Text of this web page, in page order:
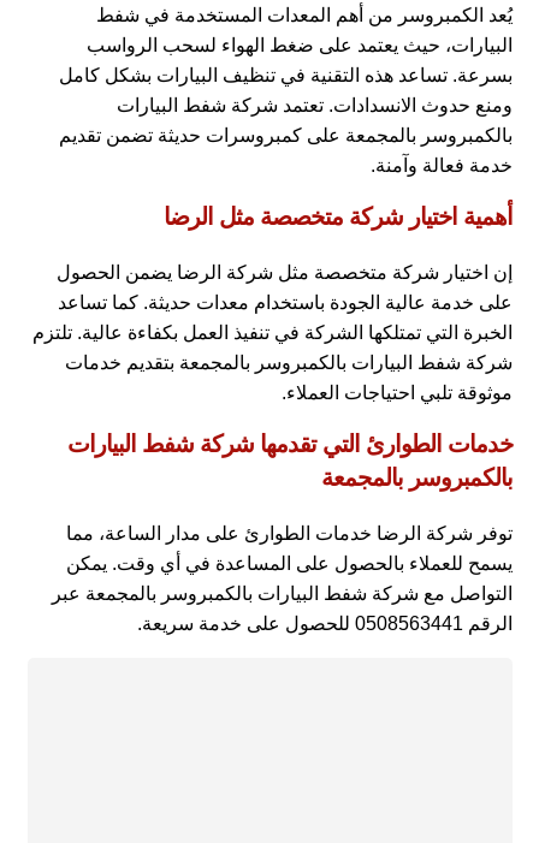
يُعد الكمبروسر من أهم المعدات المستخدمة في شفط
البيارات، حيث يعتمد على ضغط الهواء لسحب الرواسب
بسرعة. تساعد هذه التقنية في تنظيف البيارات بشكل كامل
ومنع حدوث الانسدادات. تعتمد شركة شفط البيارات
بالكمبروسر بالمجمعة على كمبروسرات حديثة تضمن تقديم
خدمة فعالة وآمنة.
أهمية اختيار شركة متخصصة مثل الرضا
إن اختيار شركة متخصصة مثل شركة الرضا يضمن الحصول
على خدمة عالية الجودة باستخدام معدات حديثة. كما تساعد
الخبرة التي تمتلكها الشركة في تنفيذ العمل بكفاءة عالية. تلتزم
شركة شفط البيارات بالكمبروسر بالمجمعة بتقديم خدمات
موثوقة تلبي احتياجات العملاء.
خدمات الطوارئ التي تقدمها شركة شفط البيارات
بالكمبروسر بالمجمعة
توفر شركة الرضا خدمات الطوارئ على مدار الساعة، مما
يسمح للعملاء بالحصول على المساعدة في أي وقت. يمكن
التواصل مع شركة شفط البيارات بالكمبروسر بالمجمعة عبر
الرقم 0508563441 للحصول على خدمة سريعة.